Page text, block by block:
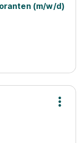
(m/w/d)